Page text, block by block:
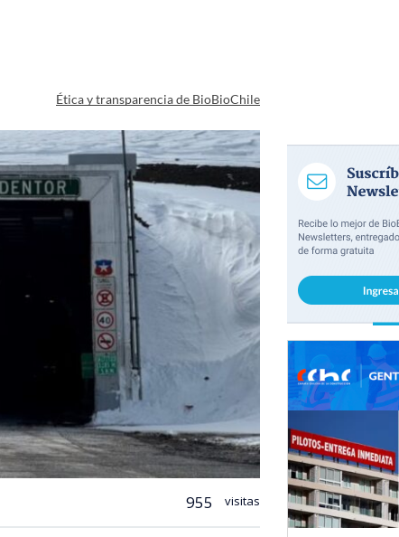
Ética y transparencia de BioBioChile
955 visitas